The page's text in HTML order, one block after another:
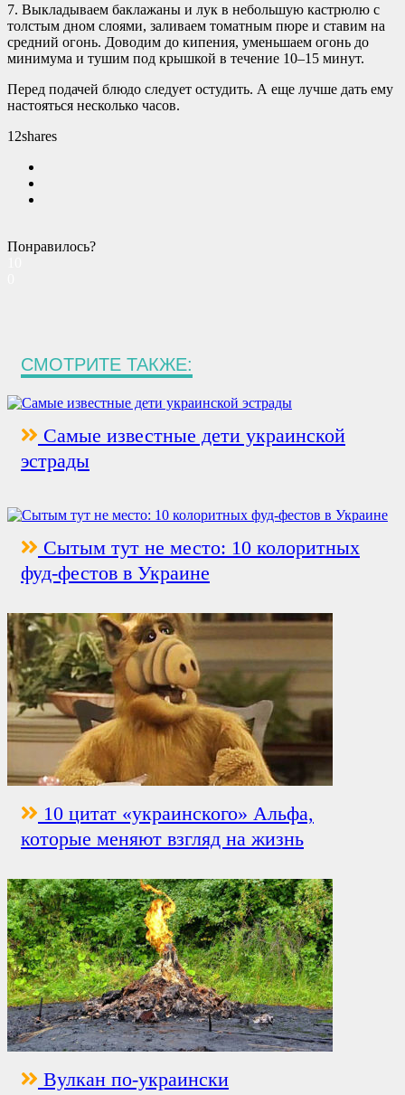
7. Выкладываем баклажаны и лук в небольшую кастрюлю с
толстым дном слоями, заливаем томатным пюре и ставим на
средний огонь. Доводим до кипения, уменьшаем огонь до
минимума и тушим под крышкой в течение 10–15 минут.
Перед подачей блюдо следует остудить. А еще лучше дать ему
настояться несколько часов.
12shares
Понравилось?
СМОТРИТЕ ТАКЖЕ:
Самые известные дети украинской
эстрады
Сытым тут не место: 10 колоритных
фуд-фестов в Украине
10 цитат «украинского» Альфа,
которые меняют взгляд на жизнь
Вулкан по-украински